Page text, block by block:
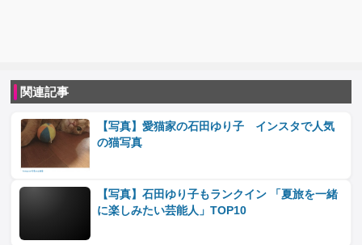
関連記事
【写真】愛猫家の石田ゆり子 インスタで人気
の猫写真
【写真】石田ゆり子もランクイン 「夏旅を一緒
に楽しみたい芸能人」TOP10